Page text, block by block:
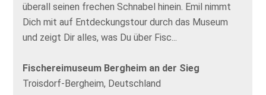
überall seinen frechen Schnabel hinein. Emil nimmt
Dich mit auf Entdeckungstour durch das Museum
und zeigt Dir alles, was Du über Fisc...
Fischereimuseum Bergheim an der Sieg
Troisdorf-Bergheim, Deutschland